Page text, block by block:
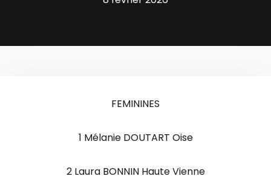
FEMININES
1 Mélanie DOUTART Oise
2 Laura BONNIN Haute Vienne